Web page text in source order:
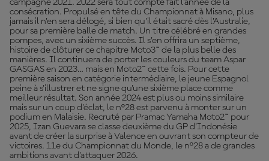
campagne 2021. 2022 sera tout compte fait l’année de la
consécration. Propulsé en tête du Championnat à Misano, plus
jamais il n’en sera délogé, si bien qu’il était sacré dès l’Australie,
pour sa première balle de match. Un titre célébré en grandes
pompes, avec un sixième succès. Il s’en offrira un septième,
histoire de clôturer ce chapitre Moto3™ de la plus belle des
manières. Il continuera de porter les couleurs du team Aspar
GASGAS en 2023… mais en Moto2™ cette fois. Pour cette
première saison en catégorie intermédiaire, le jeune Espagnol
peine à s'illustrer et ne signe qu'une sixième place comme
meilleur résultat. Son année 2024 est plus ou moins similaire
mais sur un coup d'éclat, le n°28 est parvenu à monter sur un
podium en Malaisie. Recruté par Pramac Yamaha Moto2™ pour
2025, Izan Guevara se classe deuxième du GP d'Indonésie
avant de créer la surprise à Valence en ouvrant son compteur de
victoires. 11e du Championnat du Monde, le n°28 a de grandes
ambitions avant d'attaquer 2026.